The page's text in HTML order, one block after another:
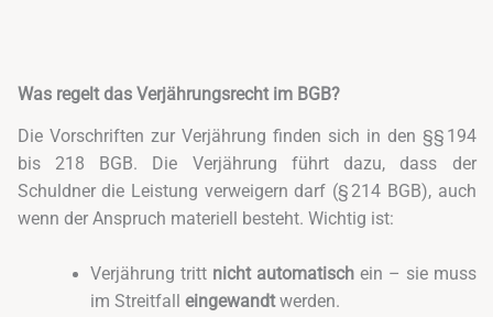
Was regelt das Verjährungsrecht im BGB?
Die Vorschriften zur Verjährung finden sich in den §§ 194
bis 218 BGB. Die Verjährung führt dazu, dass der
Schuldner die Leistung verweigern darf (§ 214 BGB), auch
wenn der Anspruch materiell besteht. Wichtig ist:
Verjährung tritt nicht automatischein – sie muss
im Streitfall eingewandtwerden.